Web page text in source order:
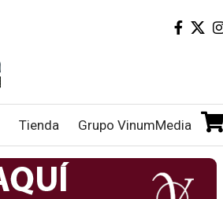
Tienda Grupo VinumMedia